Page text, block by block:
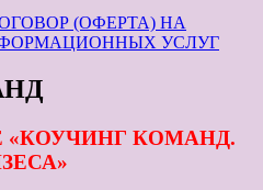
(ОФЕРТА) НА
УСЛУГ
«КОУЧИНГ КОМАНД.